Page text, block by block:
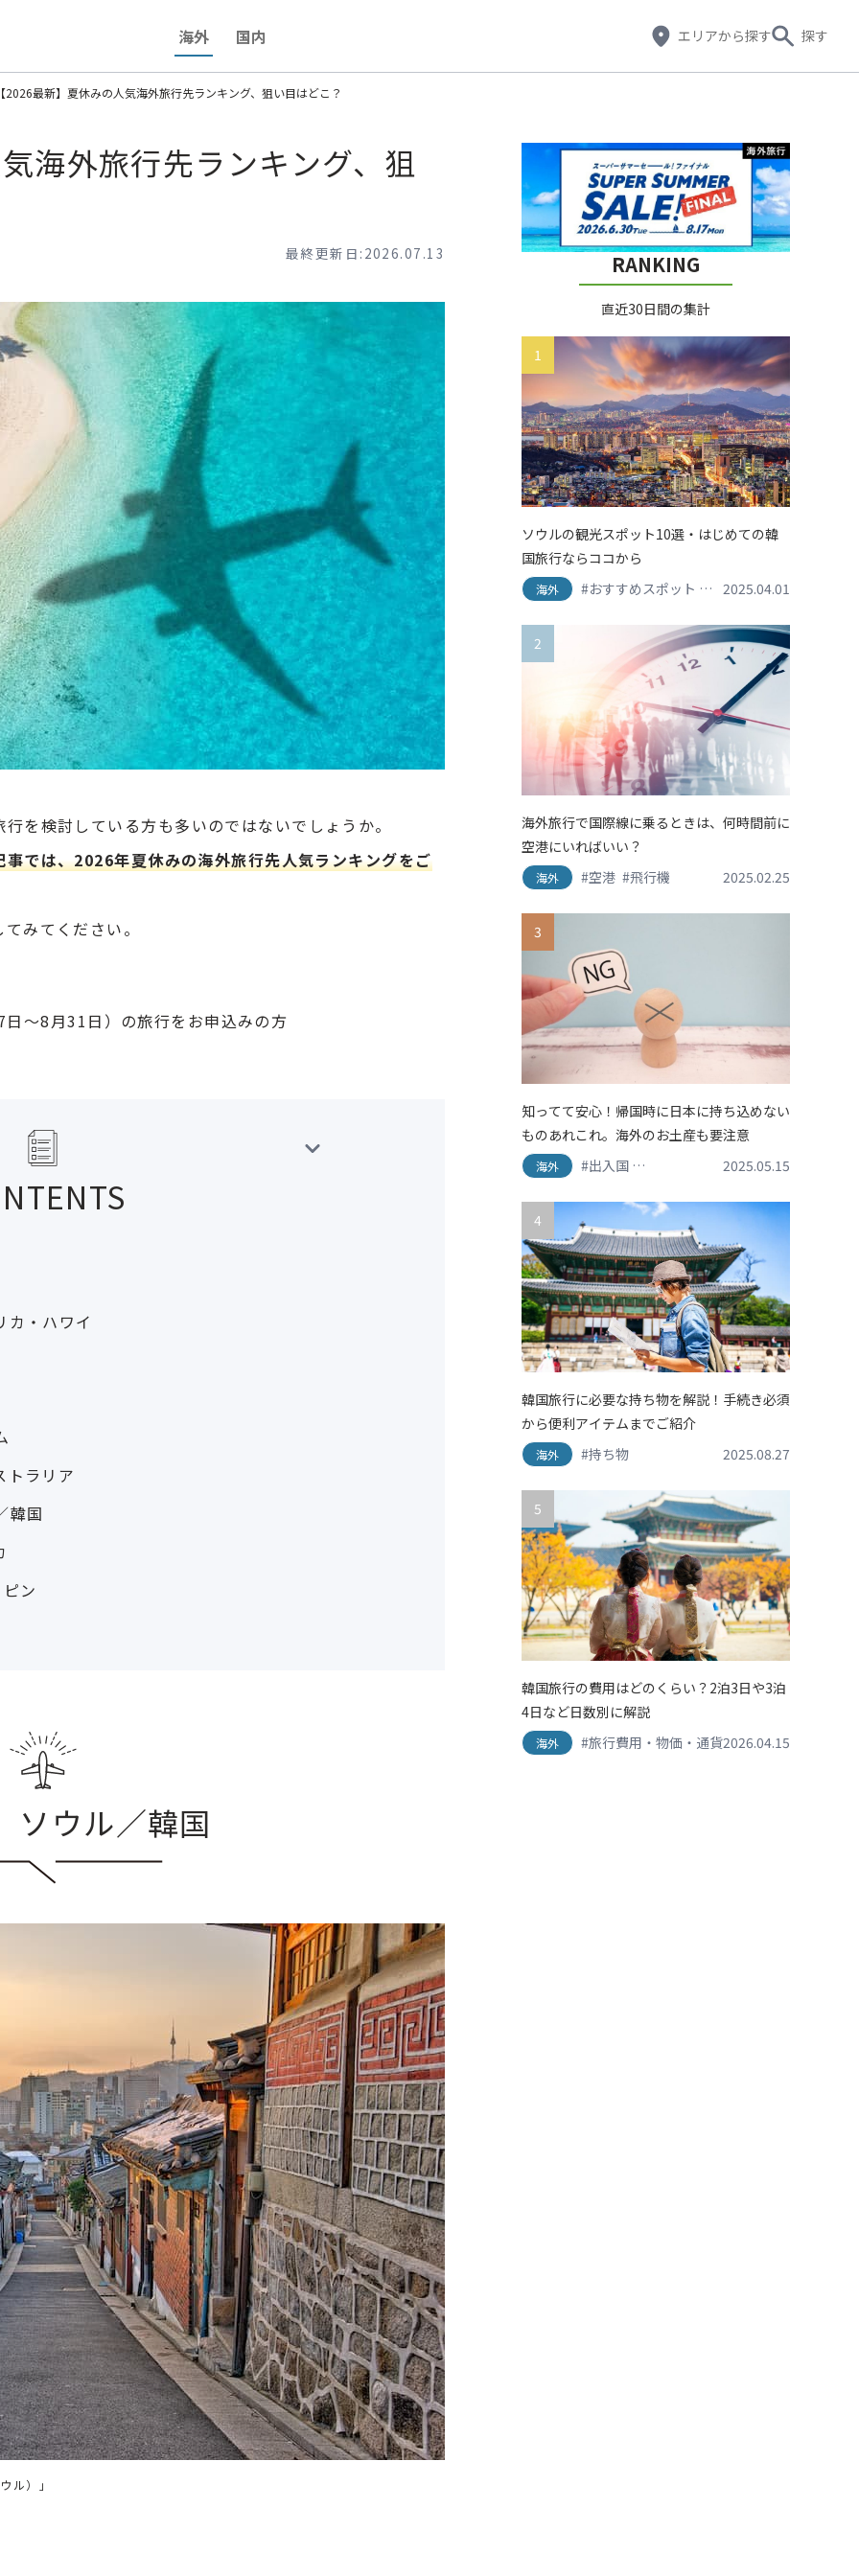
エリアから探す 探す
海外 国内
2026最新】夏休みの人気海外旅行先ランキング、狙い目はどこ？
海外旅行先ランキング、狙
最終更新日:2026.07.13
を検討している方も多いのではないでしょうか。
事では、2026年夏休みの海外旅行先人気ランキングをご
みてください。
～8月31日）の旅行をお申込みの方
カ・ハワイ
トラリア
韓国
ン
ソウル／韓国
ル）」
RANKING
直近30日間の集計
1
ソウルの観光スポット10選・はじめての韓
国旅行ならココから
海外 #おすすめスポット #ショッピング
2025.04.01
2
海外旅行で国際線に乗るときは、何時間前に
空港にいればいい？
海外 #空港 #飛行機 2025.02.25
3
知ってて安心！帰国時に日本に持ち込めない
ものあれこれ。海外のお土産も要注意
海外 #出入国 #手荷物・税関 #持ち物 #渡航情報
2025.05.15
4
韓国旅行に必要な持ち物を解説！手続き必須
から便利アイテムまでご紹介
海外 #持ち物 2025.08.27
5
韓国旅行の費用はどのくらい？2泊3日や3泊
4日など日数別に解説
海外 #旅行費用・物価・通貨2026.04.15